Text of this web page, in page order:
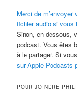
Merci de
fichier audio si vous
Sinon, en dessous,
podcast. Vous êtes
à le partager. Si
sur Apple Podcasts
POUR JOINDRE